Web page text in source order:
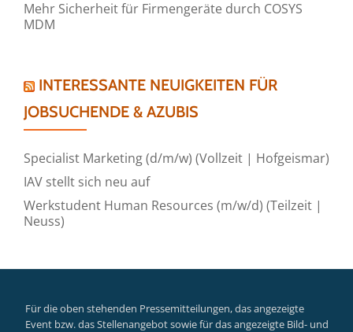
Mehr Sicherheit für Firmengeräte durch COSYS
MDM
INTERESSANTE NEUIGKEITEN FÜR
JOBSUCHENDE & AZUBIS
Specialist Marketing (d/m/w) (Vollzeit | Hofgeismar)
IAV stellt sich neu auf
Werkstudent Human Resources (m/w/d) (Teilzeit |
Neuss)
Für die oben stehenden Pressemitteilungen, das angezeigte
Event bzw. das Stellenangebot sowie für das angezeigte Bild- und